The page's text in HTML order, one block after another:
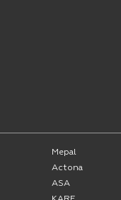
Mepal
Actona
ASA